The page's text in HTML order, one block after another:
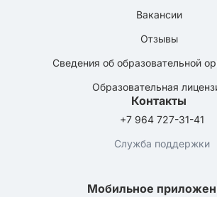
Вакансии
Отзывы
Сведения об образовательной
Образовательная
Контакты
+7 964 727-31-41
Служба поддержки
Мобильное